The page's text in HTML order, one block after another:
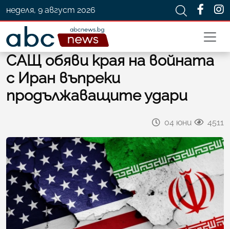
неделя, 9 август 2026
САЩ обяви края на войната
с Иран въпреки
продължаващите удари
04 юни 4511